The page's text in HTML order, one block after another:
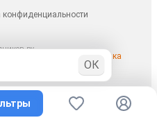
конфиденциальности
ОК